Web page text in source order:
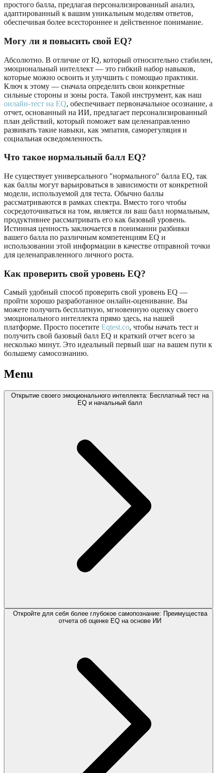
простого балла, предлагая персонализированный анализ,
адаптированный к вашим уникальным моделям ответов,
обеспечивая более всестороннее и действенное понимание.
Могу ли я повысить свой EQ?
Абсолютно. В отличие от IQ, который относительно стабилен,
эмоциональный интеллект — это гибкий набор навыков,
которые можно освоить и улучшить с помощью практики.
Ключ к этому — сначала определить свои конкретные
сильные стороны и зоны роста. Такой инструмент, как наш
онлайн-тест на EQ, обеспечивает первоначальное осознание, а
отчет, основанный на ИИ, предлагает персонализированный
план действий, который поможет вам целенаправленно
развивать такие навыки, как эмпатия, саморегуляция и
социальная осведомленность.
Что такое нормальный балл EQ?
Не существует универсального "нормального" балла EQ, так
как баллы могут варьироваться в зависимости от конкретной
модели, используемой для теста. Обычно баллы
рассматриваются в рамках спектра. Вместо того чтобы
сосредоточиваться на том, является ли ваш балл нормальным,
продуктивнее рассматривать его как базовый уровень.
Истинная ценность заключается в понимании разбивки
вашего балла по различным компетенциям EQ и
использовании этой информации в качестве отправной точки
для целенаправленного личного роста.
Как проверить свой уровень EQ?
Самый удобный способ проверить свой уровень EQ —
пройти хорошо разработанное онлайн-оценивание. Вы
можете получить бесплатную, мгновенную оценку своего
эмоционального интеллекта прямо здесь, на нашей
платформе. Просто посетите Eqtest.co, чтобы начать тест и
получить свой базовый балл EQ и краткий отчет всего за
несколько минут. Это идеальный первый шаг на вашем пути к
большему самосознанию.
Menu
Открытие своего эмоционального интеллекта: Бесплатный тест на
EQ и начальный балл
Откройте для себя более глубокое самопознание: Преимущества
отчета об оценке EQ на основе ИИ